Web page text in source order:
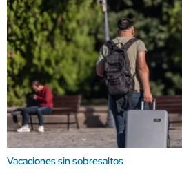
Vacaciones sin sobresaltos